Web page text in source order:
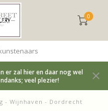
0
Betrouwbaar, kundig en
er zal hier en daar nog wel
veel plezier!
- Wijnhaven - Dordrecht